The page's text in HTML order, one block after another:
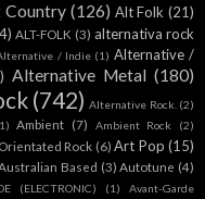
Country (126) Alt Folk (21)
ALT-FOLK (3) alternativa rock
/ Indie (1) Alternative /
Alternative Metal (180)
(742) Alternative Rock. (2)
Ambient (7) Ambient Rock (2)
Rock (6) Art Pop (15)
Based (3) Autotune (4)
(ELECTRONIC) (1)
Avant-Garde